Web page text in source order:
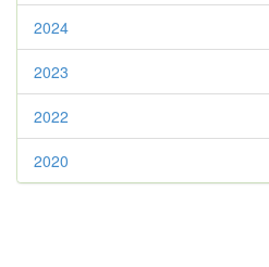
2024
2023
2022
2020